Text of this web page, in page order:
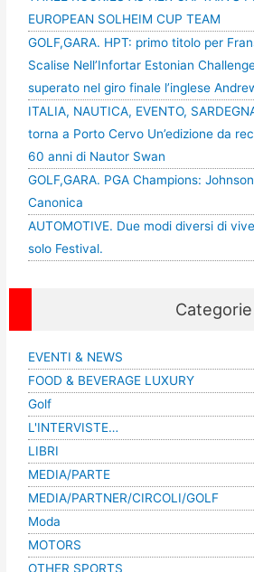
EUROPEAN SOLHEIM CUP TEAM
GOLF,GARA. HPT: primo titolo per
Scalise Nell’Infortar Estonian
superato nel giro finale l’inglese
ITALIA, NAUTICA, EVENTO,
torna a Porto Cervo Un’edizione da
60 anni di Nautor Swan
GOLF,GARA. PGA Champions:
Canonica
AUTOMOTIVE. Due modi diversi di
solo Festival.
Categorie
EVENTI & NEWS
FOOD & BEVERAGE LUXURY
Golf
L'INTERVISTE…
LIBRI
MEDIA/PARTE
MEDIA/PARTNER/CIRCOLI/GOLF
Moda
MOTORS
OTHER SPORTS